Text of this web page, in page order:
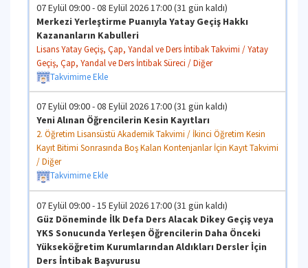
07 Eylül 09:00 - 08 Eylül 2026 17:00 (31 gün kaldı)
Merkezi Yerleştirme Puanıyla Yatay Geçiş Hakkı
Kazananların Kabulleri
Lisans Yatay Geçiş, Çap, Yandal ve Ders İntibak Takvimi / Yatay
Geçiş, Çap, Yandal ve Ders İntibak Süreci / Diğer
Takvimime Ekle
07 Eylül 09:00 - 08 Eylül 2026 17:00 (31 gün kaldı)
Yeni Alınan Öğrencilerin Kesin Kayıtları
2. Öğretim Lisansüstü Akademik Takvimi / İkinci Öğretim Kesin
Kayıt Bitimi Sonrasında Boş Kalan Kontenjanlar İçin Kayıt Takvimi
/ Diğer
Takvimime Ekle
07 Eylül 09:00 - 15 Eylül 2026 17:00 (31 gün kaldı)
Güz Döneminde İlk Defa Ders Alacak Dikey Geçiş veya
YKS Sonucunda Yerleşen Öğrencilerin Daha Önceki
Yükseköğretim Kurumlarından Aldıkları Dersler İçin
Ders İntibak Başvurusu